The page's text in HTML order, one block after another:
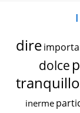
dire
dolce
tranquillo
inerme